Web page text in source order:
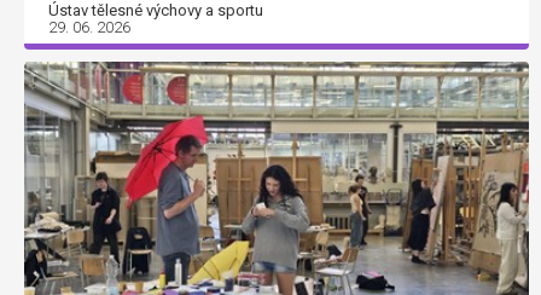
Ústav tělesné výchovy a sportu
29. 06. 2026